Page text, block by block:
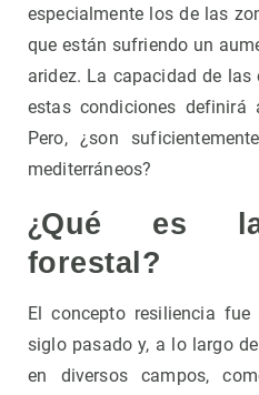
especialmente los de las
que están sufriendo un
aridez. La capacidad de las
estas condiciones
Pero, ¿son
mediterráneos?
¿Qué es la
forestal?
El concepto resiliencia
siglo pasado y, a lo largo
en diversos campos,